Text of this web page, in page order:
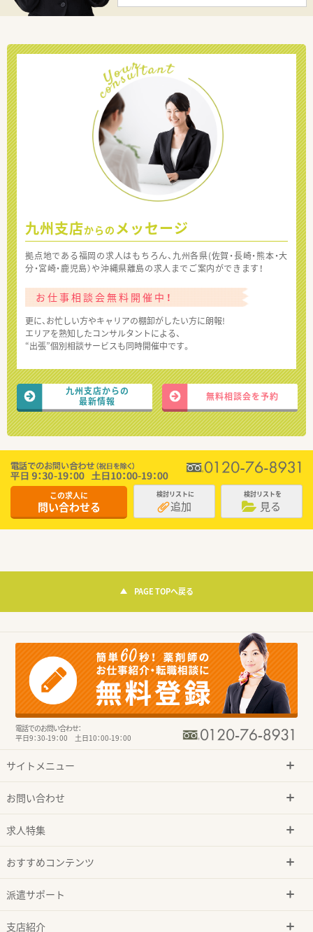
九州支店からの メッセージ
拠点地である福岡の求人はもちろん、九州各県(佐賀・長崎・熊本・大
分・宮崎・鹿児島）や沖縄県離島の求人までご案内ができます！
お仕事相談会無料開催中！
更に、お忙しい方やキャリアの棚卸がしたい方に朗報!
エリアを熟知したコンサルタントによる、
“出張”個別相談サービスも同時開催中です。
九州支店からの
最新情報
無料相談会を予約
この求人に
問い合わせる
検討リストに
追加
検討リストを
見る
PAGE TOPへ戻る
電話でのお問い合わせ：
平日9：30-19：00 土日10：00-19：00
サイトメニュー
お問い合わせ
求人特集
おすすめコンテンツ
派遣サポート
支店紹介